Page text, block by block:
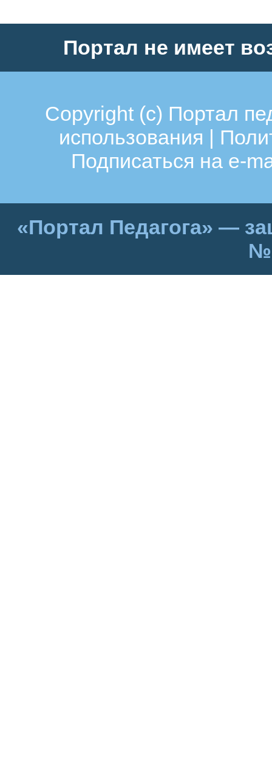
Портал не имеет
Copyright (c) Портал
использования |
Подписаться на e-
«Портал Педагога» —